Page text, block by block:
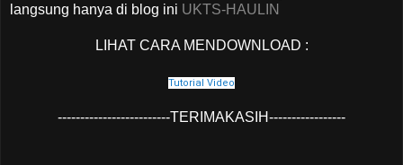
langsung hanya di blog ini UKTS-HAULIN
LIHAT CARA MENDOWNLOAD :
Tutorial Video
-------------------------TERIMAKASIH-----------------